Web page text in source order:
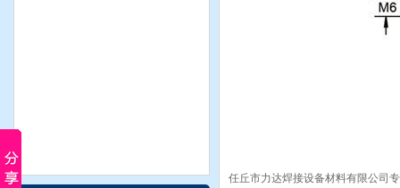
任丘市力达焊接设备材料有限公司